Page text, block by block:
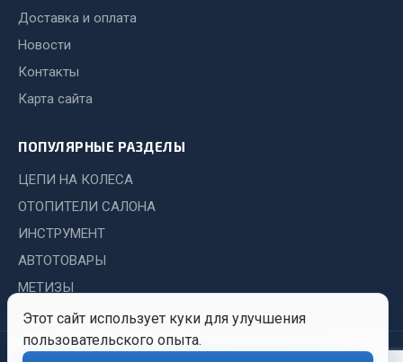
Коробка передач
Тормозная система
Двигатель
Подвеска
Система охлаждения
Этот сайт использует куки для улучшения
пользовательского опыта.
Доставка и оплата
Новости
Контакты
Карта сайта
ПОПУЛЯРНЫЕ РАЗДЕЛЫ
ЦЕПИ НА КОЛЕСА
ОТОПИТЕЛИ САЛОНА
ИНСТРУМЕНТ
АВТОТОВАРЫ
МЕТИЗЫ
© 2026 Иркутский Центр Политика Обработка